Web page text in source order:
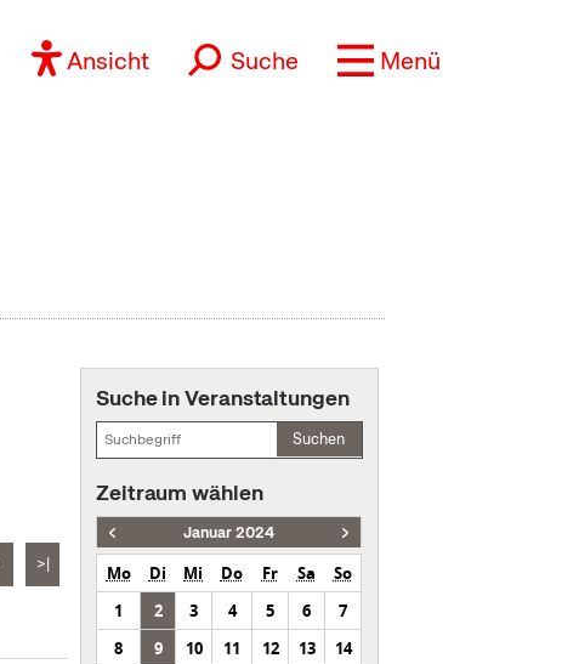
Ansicht Suche Menü
>|
Suche in Veranstaltungen
Suchen
Zeitraum wählen
Januar 2024
Mo Di Mi Do Fr Sa
So
1
2 3 4 5 6
7
8
9 10 11 12 13
14